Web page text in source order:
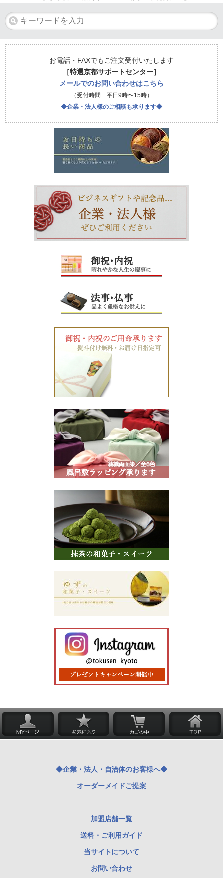
お電話・FAXでもご注文受付いたします
［特選京都サポートセンター］
メールでのお問い合わせはこちら
（受付時間 平日9時〜15時）
◆企業・法人様のご相談も承ります◆
◆企業・法人・自治体のお客様へ◆
オーダーメイドご提案
加盟店舗一覧
送料・ご利用ガイド
当サイトについて
お問い合わせ